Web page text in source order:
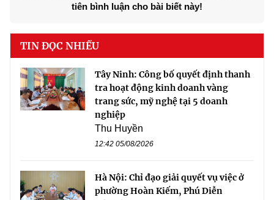
tiên bình luận cho bài biết này!
TIN ĐỌC NHIỀU
Tây Ninh: Công bố quyết định thanh
tra hoạt động kinh doanh vàng
trang sức, mỹ nghệ tại 5 doanh
nghiệp
Thu Huyền
12:42 05/08/2026
Hà Nội: Chỉ đạo giải quyết vụ việc ở
phường Hoàn Kiếm, Phú Diễn